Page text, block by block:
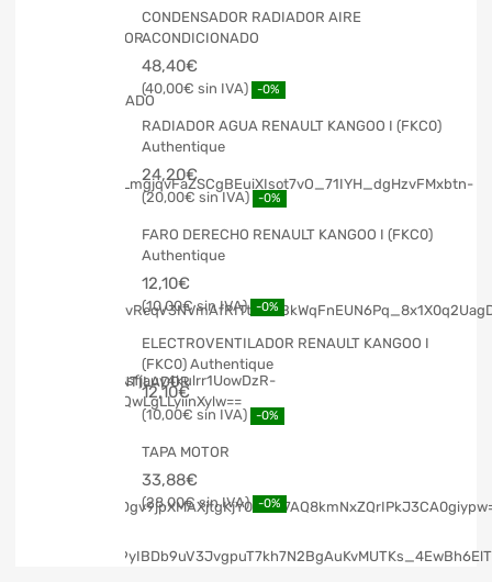
CONDENSADOR RADIADOR AIRE
ACONDICIONADO
48,40€
40,00€ -0%
RADIADOR AGUA RENAULT KANGOO I (FKC0)
Authentique
24,20€
20,00€ -0%
FARO DERECHO RENAULT KANGOO I (FKC0)
Authentique
12,10€
10,00€ -0%
ELECTROVENTILADOR RENAULT KANGOO I
(FKC0) Authentique
12,10€
10,00€ -0%
TAPA MOTOR
33,88€
28,00€ -0%